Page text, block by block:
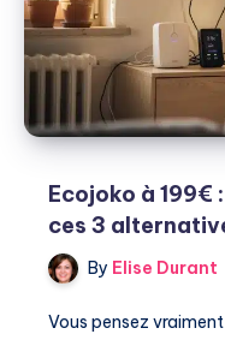
conseils
Ecojoko à 199€
ces 3
By Elise Durant
Vous pensez